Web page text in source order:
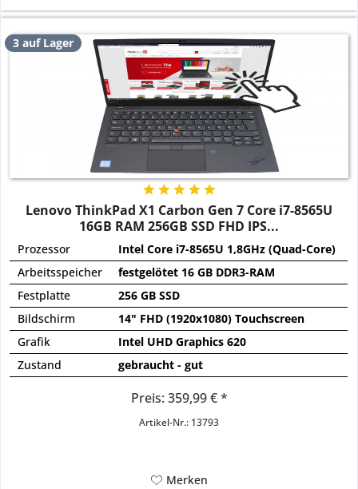
3 auf Lager
Lenovo ThinkPad X1 Carbon Gen 7 Core i7-8565U
16GB RAM 256GB SSD FHD IPS...
Prozessor
Intel Core i7-8565U 1,8GHz (Quad-Core)
Arbeitsspeicher
festgelötet 16 GB DDR3-RAM
Festplatte
256 GB SSD
Bildschirm
14" FHD (1920x1080) Touchscreen
Grafik
Intel UHD Graphics 620
Zustand
gebraucht - gut
Preis: 359,99 € *
Artikel-Nr.: 13793
Merken